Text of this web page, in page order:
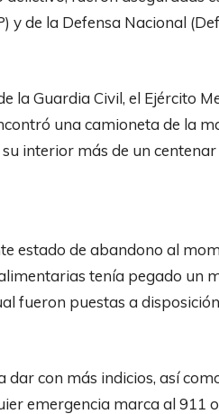
y de la Defensa Nacional
la Guardia Civil, el Ejército
una camioneta de la
interior más de un
estado de abandono al
tenía pegado un
fueron puestas a
con más indicios, así
emergencia marca al 911